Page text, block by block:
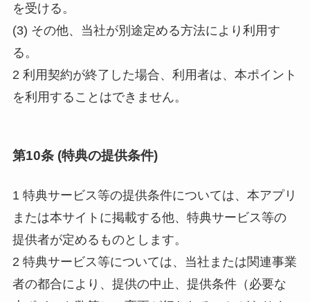
を受ける。
(3) その他、当社が別途定める方法により利用す
る。
2 利用契約が終了した場合、利用者は、本ポイント
を利用することはできません。
第10条 (特典の提供条件)
1 特典サービス等の提供条件については、本アプリ
または本サイトに掲載する他、特典サービス等の
提供者が定めるものとします。
2 特典サービス等については、当社または関連事業
者の都合により、提供の中止、提供条件（必要な